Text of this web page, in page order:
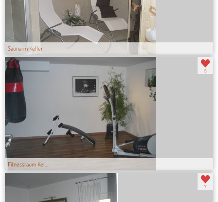
Sauna im Keller
Fitnessraum Kel...
5
7